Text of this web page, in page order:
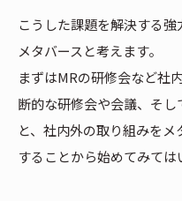
こうした課題を解決する強
メタバースと考えます。
まずはMRの研修会など社
断的な研修会や会議、そ
と、社内外の取り組みを
することから始めてみては